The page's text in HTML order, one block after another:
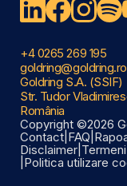
+4 0265 269 195
goldring@goldring.ro
Goldring S.A. (SSIF)
Str. Tudor
România
Copyright ©2026
Contact FAQ
Disclaimer
Politica utilizare